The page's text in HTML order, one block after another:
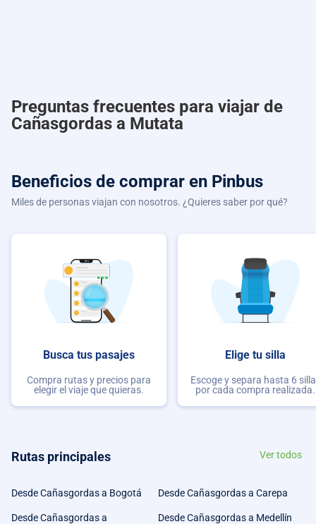
Preguntas frecuentes para viajar de
Cañasgordas a Mutata
Beneficios de comprar en Pinbus
Miles de personas viajan con nosotros. ¿Quieres saber por qué?
Busca tus pasajes
Compra rutas y precios para
elegir el viaje que quieras.
Elige tu silla
Escoge y separa hasta 6
por cada compra realizada.
Rutas principales Ver todos
Desde Cañasgordas a Bogotá Desde Cañasgordas a Carepa
Desde Cañasgordas a
Desde Cañasgordas a Medellín